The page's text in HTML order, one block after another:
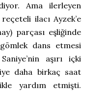
Ama ilerleyen
ilacı Ayzek’e
parçası eşliğinde
dans etmesi
aşırı içki
daha birkaç saat
yardım etmişti.